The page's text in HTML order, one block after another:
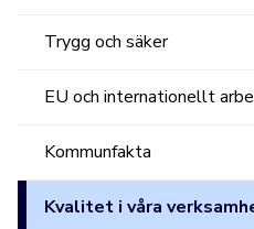
Trygg och säker
EU och internationellt
Kommunfakta
Kvalitet i våra